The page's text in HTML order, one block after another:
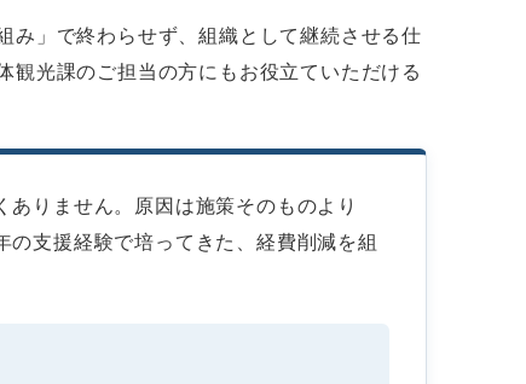
み」で終わらせず、組織として継続させる仕
観光課のご担当の方にもお役立ていただける
ありません。原因は施策そのものより
支援経験で培ってきた、経費削減を組